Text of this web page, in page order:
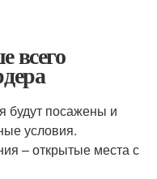
всего
будут посажены и
условия.
– открытые места с